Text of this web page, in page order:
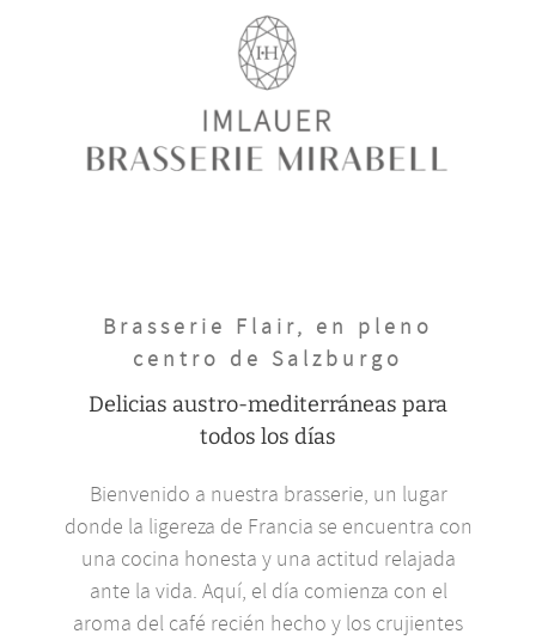
Brasserie Flair, en pleno
centro de Salzburgo
Delicias austro-mediterráneas para
todos los días
Bienvenido a nuestra brasserie, un lugar
donde la ligereza de Francia se encuentra con
una cocina honesta y una actitud relajada
ante la vida. Aquí, el día comienza con el
aroma del café recién hecho y los crujientes